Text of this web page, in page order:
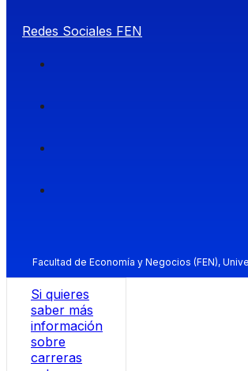
Redes Sociales FEN
Facultad de Economía y Negocios (FEN),
Si quieres
saber más
información
sobre
carreras